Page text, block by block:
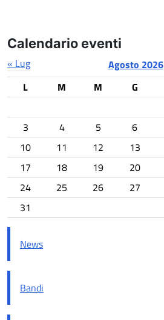
Calendario eventi
Agosto 2026
L
M M G
« Lug
3
4 5 6
10
11 12 13
17
18 19 20
24
25 26 27
31
News
Bandi